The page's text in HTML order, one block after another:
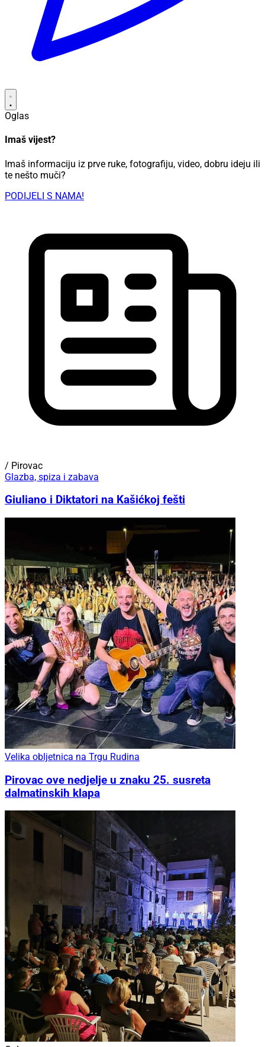
Oglas
Imaš vijest?
Imaš informaciju iz prve ruke, fotografiju, video, dobru ideju ili
te nešto muči?
PODIJELI S NAMA!
/ Pirovac
Glazba, spiza i zabava
Giuliano i Diktatori na Kašićkoj fešti
Velika obljetnica na Trgu Rudina
Pirovac ove nedjelje u znaku 25. susreta
dalmatinskih klapa